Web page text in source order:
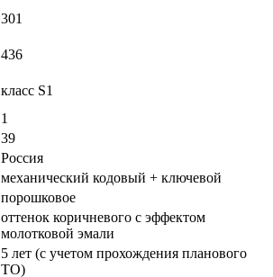
301
436
класс S1
1
39
Россия
механический кодовый + ключевой
порошковое
оттенок коричневого с эффектом
молотковой эмали
5 лет (с учетом прохождения планового
ТО)